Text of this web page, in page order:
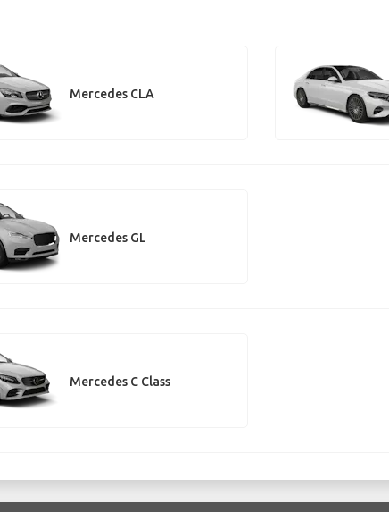
Mercedes CLA
Mercedes GL
Mercedes C Class